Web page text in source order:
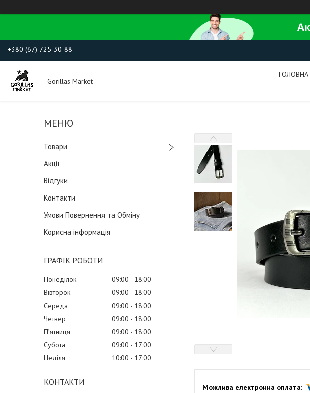
+380 (67) 725-30-88
Gorillas Market
ГОЛОВНА
Товари
Акції
Відгуки
Контакти
Умови Повернення та Обміну
Корисна інформація
ГРАФІК РОБОТИ
Понеділок 09:00
18:00
Вівторок
09:00
18:00
Середа
09:00
18:00
Четвер
09:00
18:00
Пʼятниця
09:00
18:00
Субота
09:00
17:00
Неділя
10:00 17:00
КОНТАКТИ